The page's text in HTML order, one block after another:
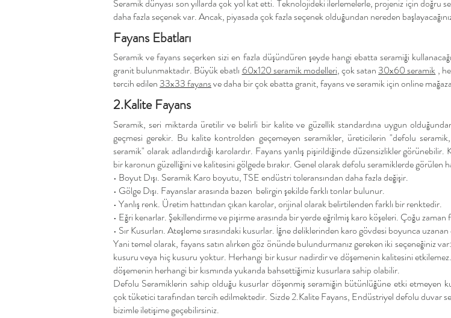
Seramik dünyası son yıllarda çok yol kat etti. Teknolojideki ilerlemelerle, projeniz için doğru
daha fazla seçenek var. Ancak, piyasada çok fazla seçenek olduğundan nereden
Fayans Ebatları
Seramik ve fayans seçerken sizi en fazla düşündüren şeyde hangi ebatta seramiği
granit bulunmaktadır. Büyük ebatlı 60x120 seramik modelleri, çok satan 30x60 seramik ,
tercih edilen 33x33 fayansve daha bir çok ebatta granit, fayans ve seramik için online
2.Kalite Fayans
Seramik, seri miktarda üretilir ve belirli bir kalite ve güzellik standardına uygun
geçmesi gerekir. Bu kalite kontrolden geçemeyen seramikler, üreticilerin "defolu
seramik" olarak adlandırdığı karolardır. Fayans yanlış pişirildiğinde düzensizlikler
bir karonun güzelliğini ve kalitesini gölgede bırakır. Genel olarak defolu seramiklerde görülen
• Boyut Dışı. Seramik Karo boyutu, TSE endüstri toleransından daha fazla değişir.
• Gölge Dışı. Fayanslar arasında bazen belirgin şekilde farklı tonlar bulunur.
• Yanlış renk. Üretim hattından çıkan karolar, orijinal olarak belirtilenden farklı bir renktedir.
• Eğri kenarlar. Şekillendirme ve pişirme arasında bir yerde eğrilmiş karo köşeleri. Çoğu zaman
• Sır Kusurları. Ateşleme sırasındaki kusurlar. İğne deliklerinden karo gövdesi boyunca
Yani temel olarak, fayans satın alırken göz önünde bulundurmanız gereken iki seçeneğiniz
kusuru veya hiç kusuru yoktur. Herhangi bir kusur nadirdir ve döşemenin kalitesini
döşemenin herhangi bir kısmında yukarıda bahsettiğimiz kusurlara sahip olabilir.
Defolu Seramiklerin sahip olduğu kusurlar döşenmiş seramiğin bütünlüğüne etki etmeyen
çok tüketici tarafından tercih edilmektedir. Sizde 2.Kalite Fayans, Endüstriyel defolu duvar
bizimle iletişime geçebilirsiniz.